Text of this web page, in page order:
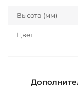
Высота (мм)
Цвет